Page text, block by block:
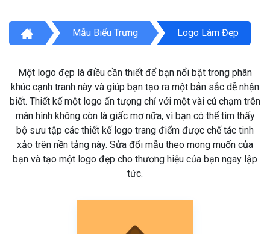
Mẫu Biểu Trưng Logo Làm Đẹp
Một logo đẹp là điều cần thiết để bạn nổi bật trong phân
khúc cạnh tranh này và giúp bạn tạo ra một bản sắc dễ nhận
biết. Thiết kế một logo ấn tượng chỉ với một vài cú chạm trên
màn hình không còn là giấc mơ nữa, vì bạn có thể tìm thấy
bộ sưu tập các thiết kế logo trang điểm được chế tác tinh
xảo trên nền tảng này. Sửa đổi mẫu theo mong muốn của
bạn và tạo một logo đẹp cho thương hiệu của bạn ngay lập
tức.